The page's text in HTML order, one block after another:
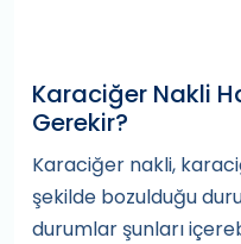
Karaciğer Nakli
Gerekir?
Karaciğer nakli,
şekilde bozulduğu
durumlar şunları